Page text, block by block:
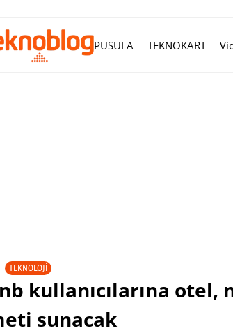
PUSULA TEKNOKART
TEKNOLOJI
kullanıcılarına
sunacak